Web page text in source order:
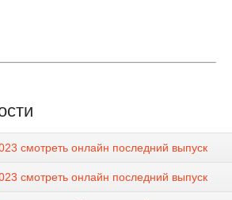
смотреть онлайн последний выпуск
смотреть онлайн последний выпуск